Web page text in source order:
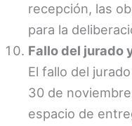
recepción, las
para la
Fallo del jurado
El fallo del
30 de
espacio de